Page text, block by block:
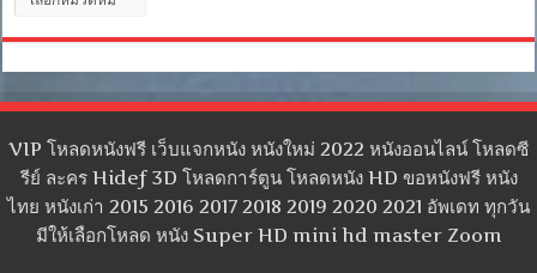
หมู่
VIP โหลดหนังฟรี เว็บแจกหนัง หนังใหม่ 2022 หนังออนไลน์ โหลดซี
รีย์ ละคร Hidef 3D โหลดการ์ตูน โหลดหนัง HD ขอหนังฟรี หนัง
ไทย หนังเก่า 2015 2016 2017 2018 2019 2020 2021 อัพเดท ทุกวัน
มีให้เลือกโหลด หนัง Super HD mini hd master Zoom